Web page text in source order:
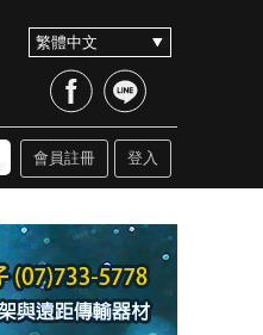
登入
會員註冊